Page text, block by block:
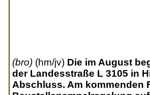
(bro) (hm/jv) Die im August
der Landesstraße L 3105 in
Abschluss. Am kommenden